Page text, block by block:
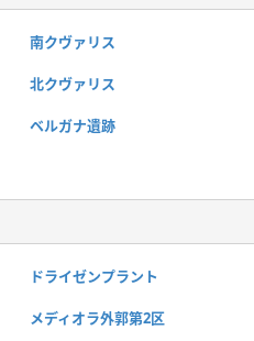
南クヴァリス
北クヴァリス
ベルガナ遺跡
ドライゼンプラント
メディオラ外郭第2区